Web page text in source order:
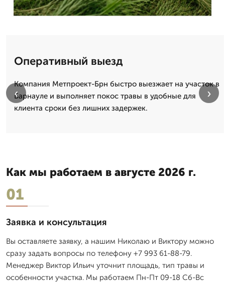
Оперативный выезд
Компания Метпроект-Брн быстро выезжает на участок в
Барнауле и выполняет покос травы в удобные для
клиента сроки без лишних задержек.
‹ ›
Как мы работаем в августе 2026 г.
01
Заявка и консультация
Вы оставляете заявку, а нашим Николаю и Виктору можно
сразу задать вопросы по телефону +7 993 61-88-79.
Менеджер Виктор Ильич уточнит площадь, тип травы и
особенности участка. Мы работаем Пн-Пт 09-18 Сб-Вс